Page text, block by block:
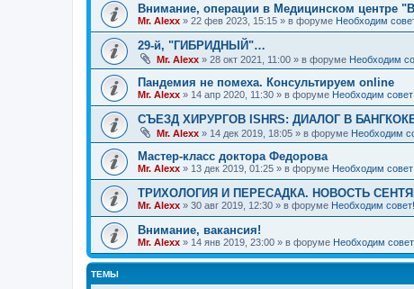
Внимание, операции в Медицинском центре
Mr. Alexx » 22 фев 2023, 15:15 » в форуме Необходим
29-й, "ГИБРИДНЫЙ"…
Mr. Alexx » 28 окт 2021, 11:00 » в форуме Необходим
Пандемия не помеха. Консультируем online
Mr. Alexx » 14 апр 2020, 11:30 » в форуме Необходим совет!
СЪЕЗД ХИРУРГОВ ISHRS: ДИАЛОГ В
Mr. Alexx » 14 дек 2019, 18:05 » в форуме Необходим
Мастер-класс доктора Федорова
Mr. Alexx » 13 дек 2019, 01:25 » в форуме Необходим совет!
ТРИХОЛОГИЯ И ПЕРЕСАДКА. НОВОСТЬ
Mr. Alexx » 30 авг 2019, 12:30 » в форуме Необходим совет!
Внимание, вакансия!
Mr. Alexx » 14 янв 2019, 23:00 » в форуме Необходим
ТЕМЫ